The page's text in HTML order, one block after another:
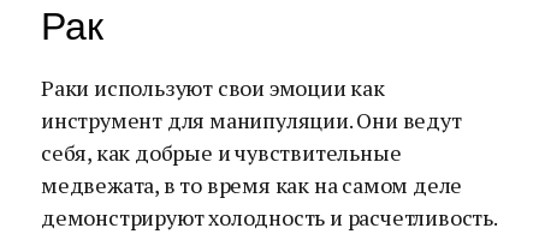
Рак
Раки используют свои эмоции как
инструмент для манипуляции. Они ведут
себя, как добрые и чувствительные
медвежата, в то время как на самом деле
демонстрируют холодность и расчетливость.